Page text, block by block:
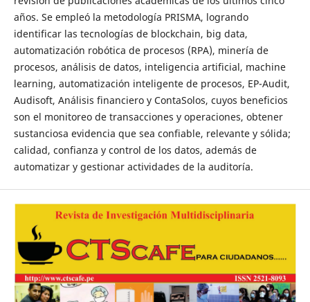
años. Se empleó la metodología PRISMA, logrando
identificar las tecnologías de blockchain, big data,
automatización robótica de procesos (RPA), minería de
procesos, análisis de datos, inteligencia artificial, machine
learning, automatización inteligente de procesos, EP-Audit,
Audisoft, Análisis financiero y ContaSolos, cuyos beneficios
son el monitoreo de transacciones y operaciones, obtener
sustanciosa evidencia que sea confiable, relevante y sólida;
calidad, confianza y control de los datos, además de
automatizar y gestionar actividades de la auditoría.